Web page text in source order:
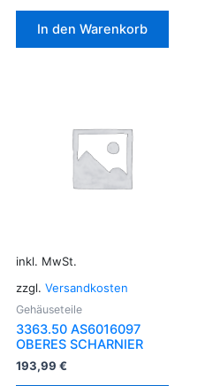
In den Warenkorb
inkl. MwSt.
zzgl. Versandkosten
Gehäuseteile
3363.50 AS6016097
OBERES SCHARNIER
193,99 €